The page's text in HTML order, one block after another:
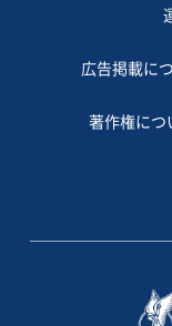
広告掲載に
著作権につ